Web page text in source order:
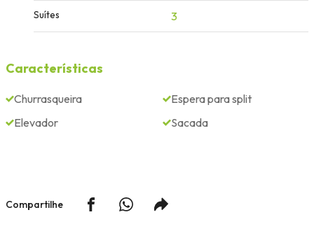
Suítes 3
Características
Churrasqueira
Elevador
Espera para split
Sacada
Compartilhe